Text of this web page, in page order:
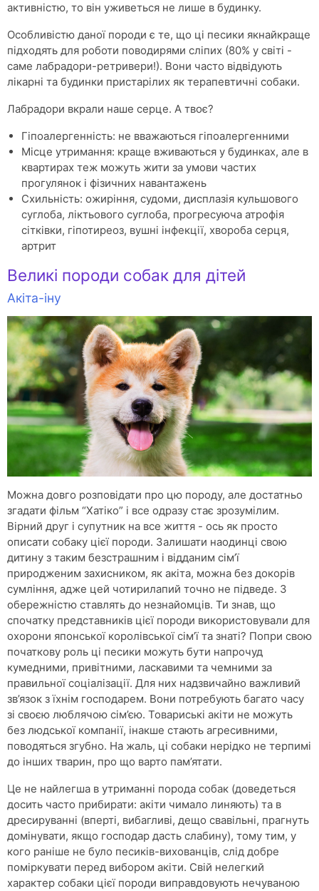
активністю, то він уживеться не лише в будинку.
Особливістю даної породи є те, що ці песики якнайкраще
підходять для роботи поводирями сліпих (80% у світі -
саме лабрадори-ретривери!). Вони часто відвідують
лікарні та будинки пристарілих як терапевтичні собаки.
Лабрадори вкрали наше серце. А твоє?
Гіпоалергенність: не вважаються гіпоалергенними
Місце утримання: краще вживаються у будинках, але в
квартирах теж можуть жити за умови частих
прогулянок і фізичних навантажень
Схильність: ожиріння, судоми, дисплазія кульшового
суглоба, ліктьового суглоба, прогресуюча атрофія
сітківки, гіпотиреоз, вушні інфекції, хвороба серця,
артрит
Великі породи собак для дітей
Акіта-іну
Можна довго розповідати про цю породу, але достатньо
згадати фільм “Хатіко” і все одразу стає зрозумілим.
Вірний друг і супутник на все життя - ось як просто
описати собаку цієї породи. Залишати наодинці свою
дитину з таким безстрашним і відданим сім’ї
природженим захисником, як акіта, можна без докорів
сумління, адже цей чотирилапий точно не підведе. З
обережністю ставлять до незнайомців. Ти знав, що
спочатку представників цієї породи використовували для
охорони японської королівської сім’ї та знаті? Попри свою
початкову роль ці песики можуть бути напрочуд
кумедними, привітними, ласкавими та чемними за
правильної соціалізації. Для них надзвичайно важливий
зв’язок з їхнім господарем. Вони потребують багато часу
зі своєю люблячою сім’єю. Товариські акіти не можуть
без людської компанії, інакше стають агресивними,
поводяться згубно. На жаль, ці собаки нерідко не терпимі
до інших тварин, про що варто пам’ятати.
Це не найлегша в утриманні порода собак (доведеться
досить часто прибирати: акіти чимало линяють) та в
дресируванні (вперті, вибагливі, дещо свавільні, прагнуть
домінувати, якщо господар дасть слабину), тому тим, у
кого раніше не було песиків-вихованців, слід добре
поміркувати перед вибором акіти. Свій нелегкий
характер собаки цієї породи виправдовують нечуваною